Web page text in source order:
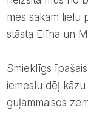
mēs sakām lielu
stāsta Elīna un
Smieklīgs īpašais mirklis bijis arī tas, ka neparedzētu
iemeslu dēļ
guļammaisos